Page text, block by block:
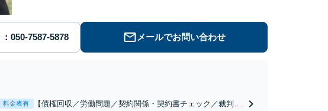
メールでお問い合わせ
料金表有
【債権回収／労働問題／契約関係・契約書チェック／裁判対